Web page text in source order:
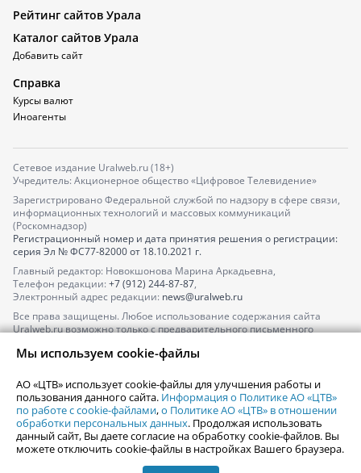
Рейтинг сайтов Урала
Каталог сайтов Урала
Добавить сайт
Справка
Курсы валют
Иноагенты
Сетевое издание Uralweb.ru (18+)
Учредитель: Акционерное общество «Цифровое Телевидение»
Зарегистрировано Федеральной службой по надзору в сфере связи,
информационных технологий и массовых коммуникаций
(Роскомнадзор)
Регистрационный номер и дата принятия решения о регистрации:
серия Эл № ФС77-82000от 18.10.2021 г.
Главный редактор: Новокшонова Марина Аркадьевна,
Телефон редакции: +7 (912) 244-87-87,
Электронный адрес редакции: news@uralweb.ru
Все права защищены. Любое использование содержания сайта
Uralweb.ru возможно только с предварительного письменного
По вопросам размещения рекламы обращайтесь по тел.
По вопросам размещения информации в разделе «Афиша»
afisha@uralweb.ru
Пользовательское соглашение на использование сайта
Политика АО «ЦТВ» в отношении обработки персональных данных
Мы используем cookie-файлы
АО «ЦТВ» использует cookie-файлы для улучшения работы и
пользования данного сайта. Информация о Политике АО «ЦТВ»
по работе с cookie-файлами,о Политике АО «ЦТВ» в отношении
обработки персональных данных. Продолжая использовать
данный сайт, Вы даете согласие на обработку cookie-файлов. Вы
можете отключить cookie-файлы в настройках Вашего браузера.